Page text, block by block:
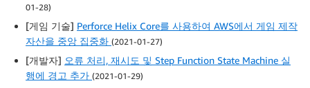
01-28)
[게임 기술] Perforce Helix Core를 사용하여 AWS에서 게임 제작
자산을 중앙 집중화 (2021-01-27)
[개발자] 오류 처리, 재시도 및 Step Function State Machine 실
행에 경고 추가 (2021-01-29)